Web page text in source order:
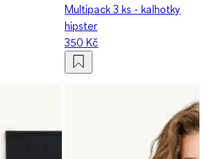
Multipack 3 ks - kalhotky
hipster
350 Kč